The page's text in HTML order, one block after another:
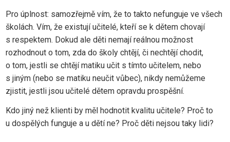
Pro úplnost: samozřejmě vím, že to takto nefunguje ve všech
školách. Vím, že existují učitelé, kteří se k dětem chovají
s respektem. Dokud ale děti nemají reálnou možnost
rozhodnout o tom, zda do školy chtějí, či nechtějí chodit,
o tom, jestli se chtějí matiku učit s tímto učitelem, nebo
s jiným (nebo se matiku neučit vůbec), nikdy nemůžeme
zjistit, jestli jsou učitelé dětem opravdu prospěšní.
Kdo jiný než klienti by měl hodnotit kvalitu učitele? Proč to
u dospělých funguje a u dětí ne? Proč děti nejsou taky lidi?